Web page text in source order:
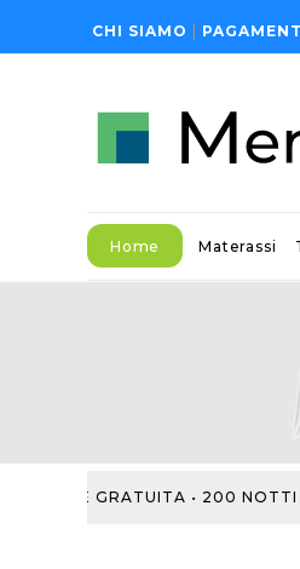
CHI SIAMO
Home Materassi
GRATUITA • 200 NOTTI